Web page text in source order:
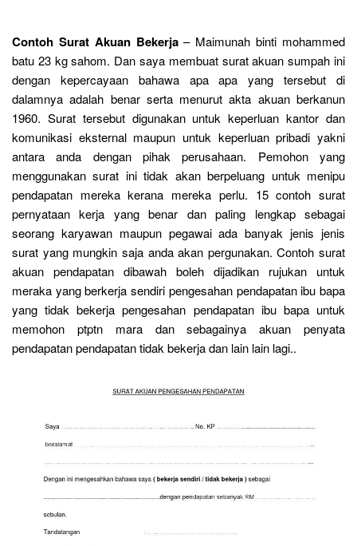
Contoh Surat Akuan Bekerja– Maimunah binti mohammed
batu 23 kg sahom. Dan saya membuat surat akuan sumpah ini
dengan kepercayaan bahawa apa apa yang tersebut di
dalamnya adalah benar serta menurut akta akuan berkanun
1960. Surat tersebut digunakan untuk keperluan kantor dan
komunikasi eksternal maupun untuk keperluan pribadi yakni
antara anda dengan pihak perusahaan. Pemohon yang
menggunakan surat ini tidak akan berpeluang untuk menipu
pendapatan mereka kerana mereka perlu. 15 contoh surat
pernyataan kerja yang benar dan paling lengkap sebagai
seorang karyawan maupun pegawai ada banyak jenis jenis
surat yang mungkin saja anda akan pergunakan. Contoh surat
akuan pendapatan dibawah boleh dijadikan rujukan untuk
meraka yang berkerja sendiri pengesahan pendapatan ibu bapa
yang tidak bekerja pengesahan pendapatan ibu bapa untuk
memohon ptptn mara dan sebagainya akuan penyata
pendapatan pendapatan tidak bekerja dan lain lain lagi..